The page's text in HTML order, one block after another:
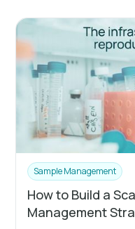
Sample Management
How to Build a
Management